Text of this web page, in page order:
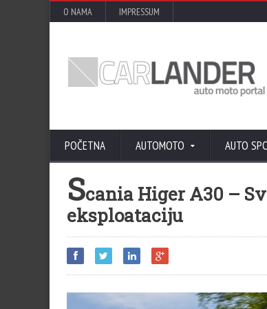
O NAMA IMPRESSUM
POČETNA AUTOMOTO AUTO
Scania Higer A30 –
eksploataciju